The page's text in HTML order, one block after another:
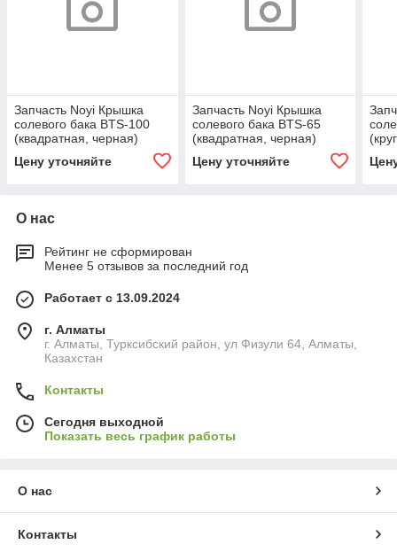
Запчасть Noyi Крышка
солевого бака BTS-100
(квадратная, черная)
Цену уточняйте
Запчасть Noyi Крышка
солевого бака BTS-65
(квадратная, черная)
Цену уточняйте
О нас
Рейтинг не сформирован
Менее 5 отзывов за последний год
Работает с 13.09.2024
г. Алматы
г. Алматы, Турксибский район, ул Физули 64, Алматы,
Казахстан
Контакты
Сегодня выходной
Показать весь график работы
О нас
Контакты